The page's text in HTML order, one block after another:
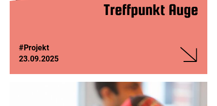
Treffpunkt Auge
#Projekt
23.09.2025
Treffpunkt